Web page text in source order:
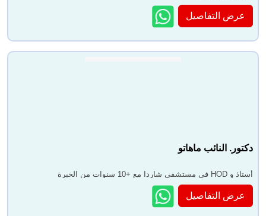
عرض التفاصيل
دكتور. النائب ماهاتو
أستاذ و HOD في مستشفى شاردا مع +10 سنوات من الخبرة
عرض التفاصيل